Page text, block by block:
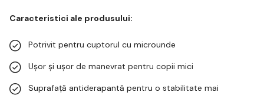
Caracteristici ale produsului:
Potrivit pentru cuptorul cu microunde
Ușor și ușor de manevrat pentru copii mici
Suprafață antiderapantă pentru o stabilitate mai